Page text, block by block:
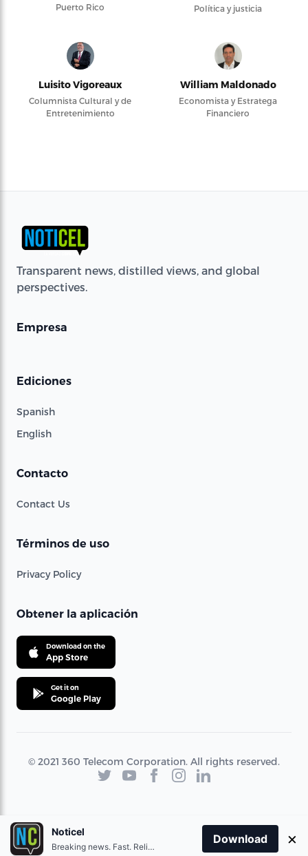
Puerto Rico
Política y justicia
Luisito Vigoreaux
Columnista Cultural y de
Entretenimiento
William Maldonado
Economista y Estratega
Financiero
Transparent news, distilled views, and global
perspectives.
Empresa
Ediciones
Spanish
English
Contacto
Contact Us
Términos de uso
Privacy Policy
Obtener la aplicación
Download on the
App Store
Get it on
Google Play
© 2021 360 Telecom Corporation. All rights reserved.
Noticel
Breaking news. Fast. Reliable.
Download ×